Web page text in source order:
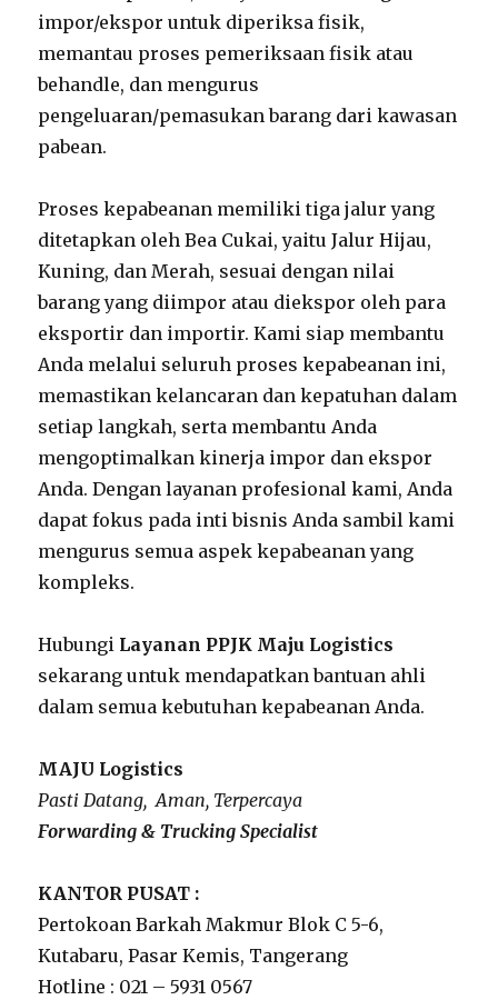
impor/ekspor untuk diperiksa fisik,
memantau proses pemeriksaan fisik atau
behandle, dan mengurus
pengeluaran/pemasukan barang dari kawasan
pabean.
Proses kepabeanan memiliki tiga jalur yang
ditetapkan oleh Bea Cukai, yaitu Jalur Hijau,
Kuning, dan Merah, sesuai dengan nilai
barang yang diimpor atau diekspor oleh para
eksportir dan importir. Kami siap membantu
Anda melalui seluruh proses kepabeanan ini,
memastikan kelancaran dan kepatuhan dalam
setiap langkah, serta membantu Anda
mengoptimalkan kinerja impor dan ekspor
Anda. Dengan layanan profesional kami, Anda
dapat fokus pada inti bisnis Anda sambil kami
mengurus semua aspek kepabeanan yang
kompleks.
Hubungi Layanan PPJK Maju Logistics
sekarang untuk mendapatkan bantuan ahli
dalam semua kebutuhan kepabeanan Anda.
MAJU Logistics
Pasti Datang, Aman, Terpercaya
Forwarding & Trucking Specialist
KANTOR PUSAT :
Pertokoan Barkah Makmur Blok C 5-6,
Kutabaru, Pasar Kemis, Tangerang
Hotline : 021 – 5931 0567